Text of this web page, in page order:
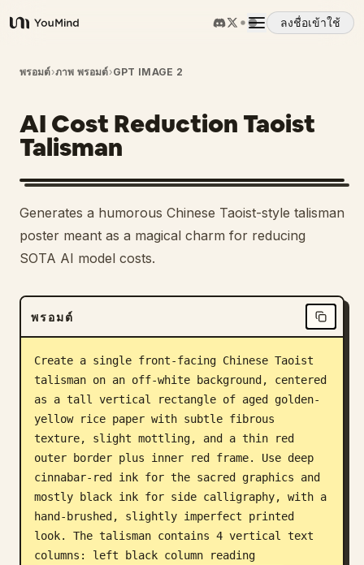
YouMind
ลงชื่อเข้าใช้
ภาพรวม
กรณีการใช้งาน
ทักษะ
พรอมต์
ดาวน์โหลด
บล็อก
อัปเดต
พรอมต์›ภาพ พรอมต์›GPT IMAGE 2
AI Cost Reduction Taoist
Talisman
Generates a humorous Chinese Taoist-style talisman
poster meant as a magical charm for reducing
SOTA AI model costs.
พรอมต์
Create a single front-facing Chinese Taoist
talisman on an off-white background, centered
as a tall vertical rectangle of aged golden-
yellow rice paper with subtle fibrous
texture, slight mottling, and a thin red
outer border plus inner red frame. Use deep
cinnabar-red ink for the sacred graphics and
mostly black ink for side calligraphy, with a
hand-brushed, slightly imperfect printed
look. The talisman contains 4 vertical text
columns: left black column reading